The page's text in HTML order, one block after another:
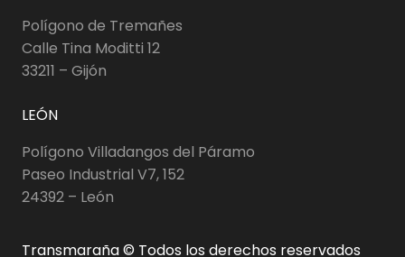
Polígono de Tremañes
Calle Tina Moditti 12
33211 – Gijón
LEÓN
Polígono Villadangos del Páramo
Paseo Industrial V7, 152
24392 – León
Transmaraña © Todos los derechos reservados